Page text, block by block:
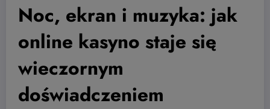
Noc, ekran i muzyka: jak
online kasyno staje się
wieczornym
doświadczeniem